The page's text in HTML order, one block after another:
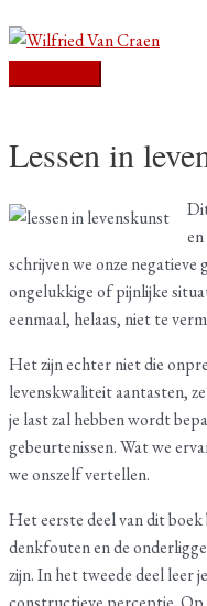
naar
de
Lessen in
schrijven we onze negatieve
ongelukkige of pijnlijke
eenmaal, helaas, niet te
Het zijn echter niet die
levenskwaliteit aantasten,
je last zal hebben wordt
gebeurtenissen. Wat we
we onszelf vertellen.
Het eerste deel van dit
denkfouten en de
zijn. In het tweede deel leer
navigatie